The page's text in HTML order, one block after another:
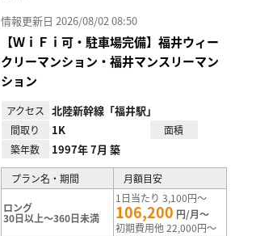
情報更新日 2026/08/02 08:50
【ＷｉＦｉ可・駐車場完備】福井ウィー
クリーマンション・福井マンスリーマン
ション
アクセス 北陸新幹線「福井駅」
間取り 1K
面積
築年数
1997年 7月 築
プラン名・期間 月額目安
ロング
30日以上～360日未満
1日当たり 3,100円～
106,200 円/月～
初期費用他 22,000円～